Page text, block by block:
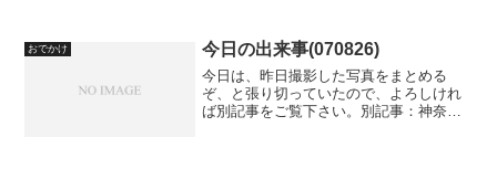
ンズ位置は、ディスクの読み取る場所に
よって移動するからだ...
おでかけ 今日の出来事(070826)
今日は、昨日撮影した写真をまとめる
ぞ、と張り切っていたので、よろしけれ
ば別記事をご覧下さい。別記事：神奈川